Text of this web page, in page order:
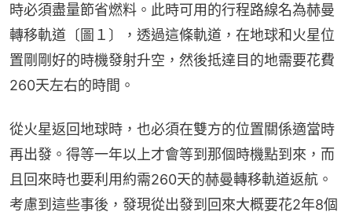
時必須盡量節省燃料。此時可用的行程路線名為赫曼
轉移軌道〔圖１〕，透過這條軌道，在地球和火星位
置剛剛好的時機發射升空，然後抵達目的地需要花費
260天左右的時間。
從火星返回地球時，也必須在雙方的位置關係適當時
再出發。得等一年以上才會等到那個時機點到來，而
且回來時也要利用約需260天的赫曼轉移軌道返航。
考慮到這些事後，發現從出發到回來大概要花2年8個